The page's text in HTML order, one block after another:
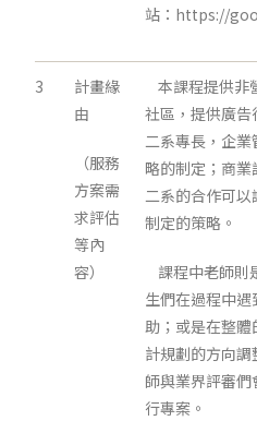
站：https://
3
計畫緣
由
（服務
方案需
求評估
等內
容）
本課程提供非
社區，提供廣
二系專長，企
略的制定；商業
二系的合作可
制定的策略。
課程中老師則
生們在過程中
助；或是在整
計規劃的方向
師與業界評審
行專案。